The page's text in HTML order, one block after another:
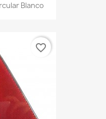
Blanco
favorite_border